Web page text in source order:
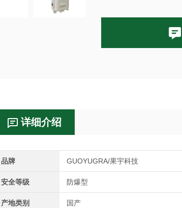
详细介绍
品牌 GUOYUGRA/果宇科技
安全等级 防爆型
产地类别 国产